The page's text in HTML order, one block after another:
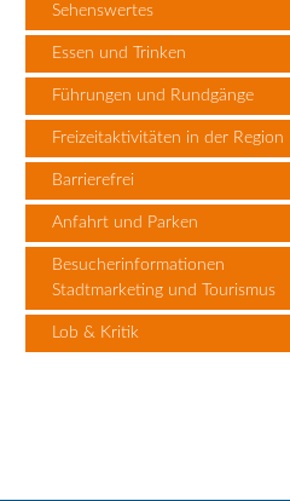
Sehenswertes
Essen und Trinken
Führungen und Rundgänge
Freizeitaktivitäten in der Region
Barrierefrei
Anfahrt und Parken
Besucherinformationen
Stadtmarketing und Tourismus
Lob & Kritik